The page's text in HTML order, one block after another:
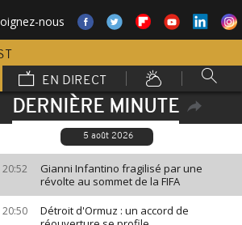
nous
EN DIRECT
DERNIÈRE MINUTE
5 août 2026
20:52
Gianni Infantino fragilisé par une
révolte au sommet de la FIFA
20:50
Détroit d'Ormuz : un accord de